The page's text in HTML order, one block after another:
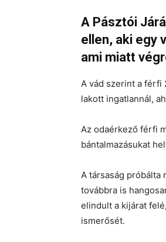
A Pásztói
ellen, aki egy
ami miatt
A vád szerint a férfi
lakott ingatlannál,
Az odaérkező férfi
bántalmazásukat
A társaság próbálta
továbbra is
elindult a kijárat
ismerősét.